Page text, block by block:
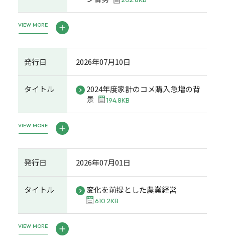
VIEW MORE
発行日 2026年07月10日
タイトル
2024年度家計のコメ購入急増の背
景
194.8KB
VIEW MORE
発行日 2026年07月01日
タイトル 変化を前提とした農業経営
610.2KB
VIEW MORE